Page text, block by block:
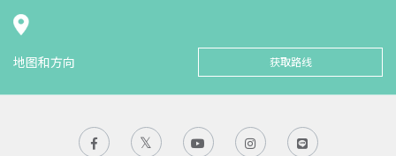
地图和方向 获取路线